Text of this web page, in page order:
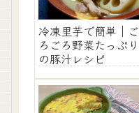
冷凍里芋で簡単｜ご
ろごろ野菜たっぷり
の豚汁レシピ